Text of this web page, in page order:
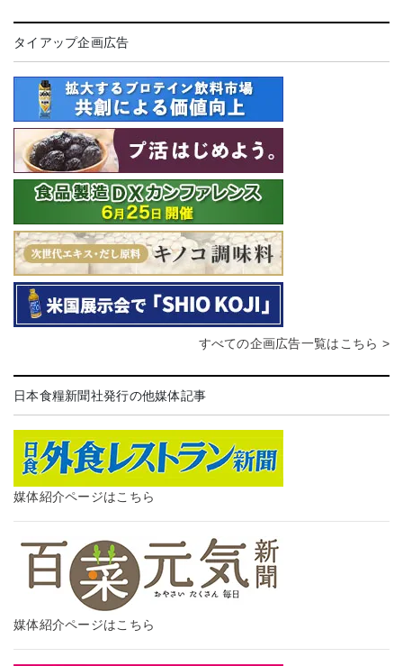
タイアップ企画広告
すべての企画広告一覧はこちら >
日本食糧新聞社発行の他媒体記事
媒体紹介ページはこちら
媒体紹介ページはこちら